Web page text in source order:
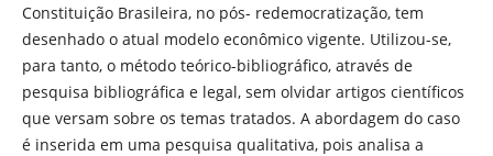
Constituição Brasileira, no pós- redemocratização, tem
desenhado o atual modelo econômico vigente. Utilizou-se,
para tanto, o método teórico-bibliográfico, através de
pesquisa bibliográfica e legal, sem olvidar artigos científicos
que versam sobre os temas tratados. A abordagem do caso
é inserida em uma pesquisa qualitativa, pois analisa a